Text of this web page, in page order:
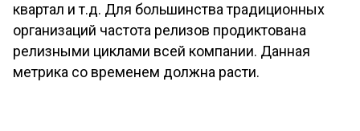
квартал и т.д. Для большинства традиционных
организаций частота релизов продиктована
релизными циклами всей компании. Данная
метрика со временем должна расти.